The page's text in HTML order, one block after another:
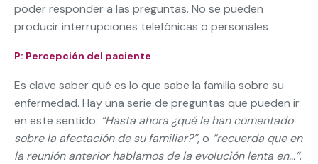
poder responder a las preguntas. No se pueden
producir interrupciones telefónicas o personales
P: Percepción del paciente
Es clave saber qué es lo que sabe la familia sobre su
enfermedad. Hay una serie de preguntas que pueden ir
en este sentido: “Hasta ahora ¿qué le han comentado
sobre la afectación de su familiar?”, o “recuerda que en
la reunión anterior hablamos de la evolución lenta en…”.